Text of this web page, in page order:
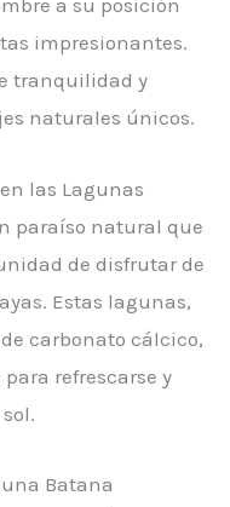
a su posición
impresionantes.
tranquilidad y
naturales únicos.
las Lagunas
paraíso natural que
de disfrutar de
Estas lagunas,
carbonato cálcico,
refrescarse y
Batana